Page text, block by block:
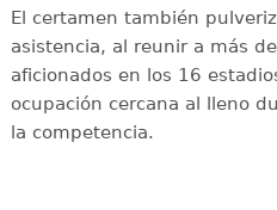
El certamen también
asistencia, al reunir a más
aficionados en los 16
ocupación cercana al lleno
la competencia.